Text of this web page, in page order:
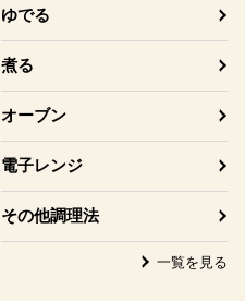
ゆでる
煮る
オーブン
電子レンジ
その他調理法
一覧を見る